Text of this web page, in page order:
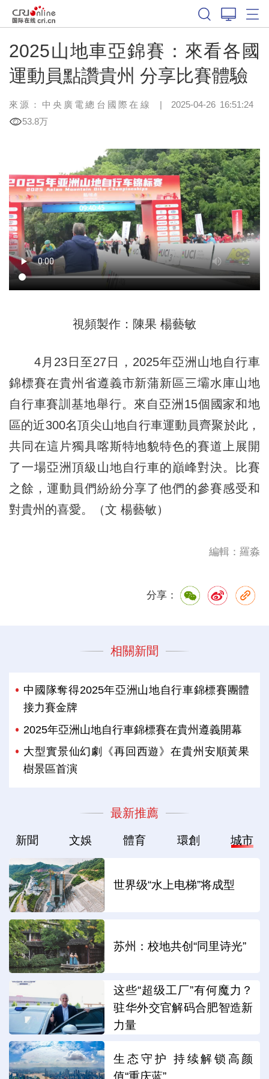
2025山地車亞錦賽：來看各國
運動員點讚貴州 分享比賽體驗
來源：中央廣電總台國際在線 | 2025-04-26 16:51:24
53.8万
視頻製作：陳果 楊藝敏
4月23日至27日，2025年亞洲山地自行車
錦標賽在貴州省遵義市新蒲新區三壩水庫山地
自行車賽訓基地舉行。來自亞洲15個國家和地
區的近300名頂尖山地自行車運動員齊聚於此，
共同在這片獨具喀斯特地貌特色的賽道上展開
了一場亞洲頂級山地自行車的巔峰對決。比賽
之餘，運動員們紛紛分享了他們的參賽感受和
對貴州的喜愛。（文 楊藝敏）
編輯：羅淼
分享：
相關新聞
中國隊奪得2025年亞洲山地自行車錦標賽團體
接力賽金牌
2025年亞洲山地自行車錦標賽在貴州遵義開幕
大型實景仙幻劇《再回西遊》在貴州安順黃果
樹景區首演
最新推薦
新聞 文娛 體育 環創 城市
世界级“水上电梯”将成型
苏州：校地共创“同里诗光”
这些“超级工厂”有何魔力？
驻华外交官解码合肥智造新
力量
生态守护 持续解锁高颜
值“重庆蓝”